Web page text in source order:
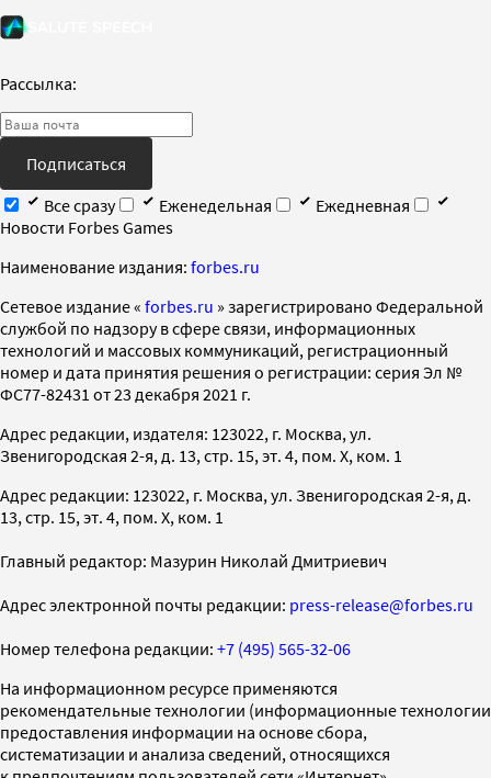
Рассылка:
Подписаться
Все сразу
Еженедельная
Ежедневная
Новости Forbes Games
Наименование издания: forbes.ru
Cетевое издание « forbes.ru » зарегистрировано Федеральной
службой по надзору в сфере связи, информационных
технологий и массовых коммуникаций, регистрационный
номер и дата принятия решения о регистрации: серия Эл №
ФС77-82431 от 23 декабря 2021 г.
Адрес редакции, издателя: 123022, г. Москва, ул.
Звенигородская 2-я, д. 13, стр. 15, эт. 4, пом. X, ком. 1
Адрес редакции: 123022, г. Москва, ул. Звенигородская 2-я, д.
13, стр. 15, эт. 4, пом. X, ком. 1
Главный редактор: Мазурин Николай Дмитриевич
Адрес электронной почты редакции: press-release@forbes.ru
Номер телефона редакции: +7 (495) 565-32-06
На информационном ресурсе применяются
рекомендательные технологии (информационные технологии
предоставления информации на основе сбора,
систематизации и анализа сведений, относящихся